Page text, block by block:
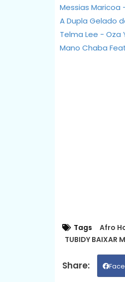
Messias Maricoa
A Dupla Gelado
Telma Lee - Oza
Mano Chaba
Tags Afro
TUBIDY BAIXAR